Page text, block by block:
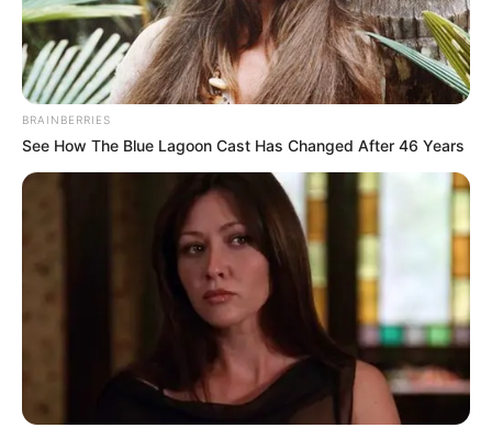
BRAINBERRIES
See How The Blue Lagoon Cast Has Changed After 46 Years